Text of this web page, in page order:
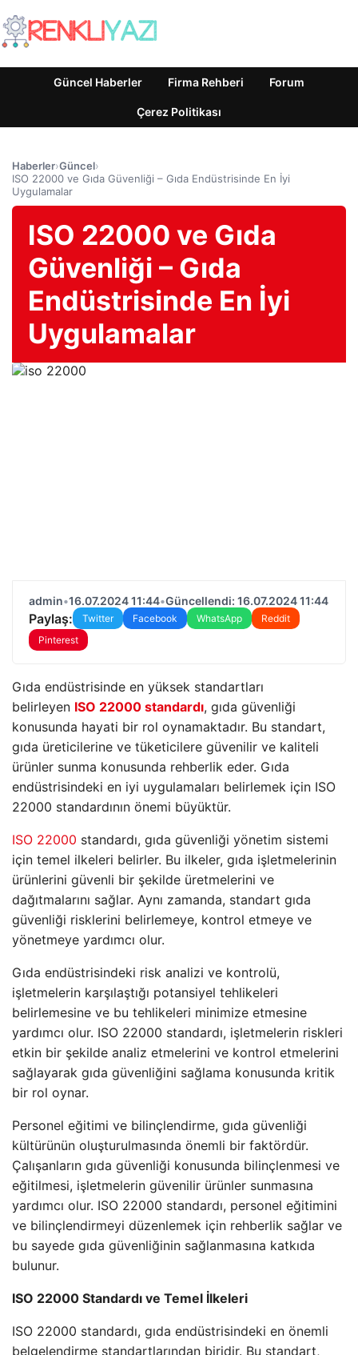
Güncel Haberler Firma Rehberi Forum
Çerez Politikası
Haberler›Güncel›
ISO 22000 ve Gıda Güvenliği – Gıda Endüstrisinde En İyi
Uygulamalar
ISO 22000 ve Gıda
Güvenliği – Gıda
Endüstrisinde En İyi
Uygulamalar
admin•16.07.2024 11:44•Güncellendi: 16.07.2024 11:44
Paylaş: Twitter Facebook WhatsApp
Reddit
Pinterest
Gıda endüstrisinde en yüksek standartları
belirleyen ISO 22000 standardı, gıda güvenliği
konusunda hayati bir rol oynamaktadır. Bu standart,
gıda üreticilerine ve tüketicilere güvenilir ve kaliteli
ürünler sunma konusunda rehberlik eder. Gıda
endüstrisindeki en iyi uygulamaları belirlemek için ISO
22000 standardının önemi büyüktür.
ISO 22000 standardı, gıda güvenliği yönetim sistemi
için temel ilkeleri belirler. Bu ilkeler, gıda işletmelerinin
ürünlerini güvenli bir şekilde üretmelerini ve
dağıtmalarını sağlar. Aynı zamanda, standart gıda
güvenliği risklerini belirlemeye, kontrol etmeye ve
yönetmeye yardımcı olur.
Gıda endüstrisindeki risk analizi ve kontrolü,
işletmelerin karşılaştığı potansiyel tehlikeleri
belirlemesine ve bu tehlikeleri minimize etmesine
yardımcı olur. ISO 22000 standardı, işletmelerin riskleri
etkin bir şekilde analiz etmelerini ve kontrol etmelerini
sağlayarak gıda güvenliğini sağlama konusunda kritik
bir rol oynar.
Personel eğitimi ve bilinçlendirme, gıda güvenliği
kültürünün oluşturulmasında önemli bir faktördür.
Çalışanların gıda güvenliği konusunda bilinçlenmesi ve
eğitilmesi, işletmelerin güvenilir ürünler sunmasına
yardımcı olur. ISO 22000 standardı, personel eğitimini
ve bilinçlendirmeyi düzenlemek için rehberlik sağlar ve
bu sayede gıda güvenliğinin sağlanmasına katkıda
bulunur.
ISO 22000 Standardı ve Temel İlkeleri
ISO 22000 standardı, gıda endüstrisindeki en önemli
belgelendirme standartlarından biridir. Bu standart,